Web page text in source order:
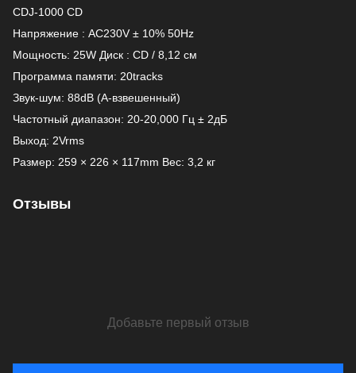
CDJ-1000 CD
Напряжение : AC230V ± 10% 50Hz
Мощность: 25W Диск : CD / 8,12 см
Программа памяти: 20tracks
Звук-шум: 88dB (A-взвешенный)
Частотный диапазон: 20-20,000 Гц ± 2дБ
Выход: 2Vrms
Размер: 259 × 226 × 117mm Вес: 3,2 кг
Отзывы
Добавьте первый отзыв